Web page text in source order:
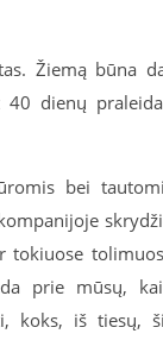
Žiemą būna
40 dienų
bei
tokiuose
prie mūsų,
koks, iš tiesų,